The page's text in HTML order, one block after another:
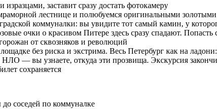
заставит сразу достать фотокамеру
лестнице и полюбуемся оригинальными
коммуналки: вы увидите тот самый камин, у
очки о красивом Питере здесь сразу спадают.
от сквозняков и революций
без риска и экстрима. Весь Петербург как на
— вы узнаете, откуда эти прозвища. Экскурсия
сохраняется
соседей по коммуналке